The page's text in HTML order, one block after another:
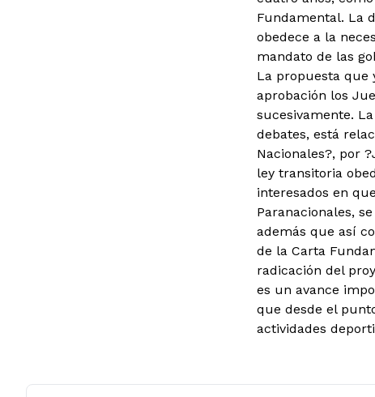
Fundamental. La
obedece a la
mandato de las
La propuesta que
aprobación los
sucesivamente.
debates, está
Nacionales?, por
ley transitoria
interesados en
Paranacionales,
además que así
de la Carta
radicación del
es un avance
que desde el
actividades